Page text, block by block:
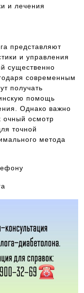
и лечения
представляют
и управления
существенно
современным
получать
помощь
Однако важно
очный осмотр
точной
метода